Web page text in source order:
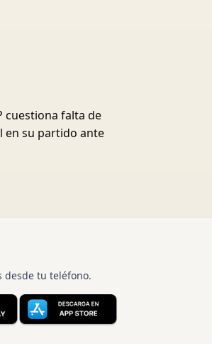
cuestiona falta de
en su partido ante
desde tu teléfono.